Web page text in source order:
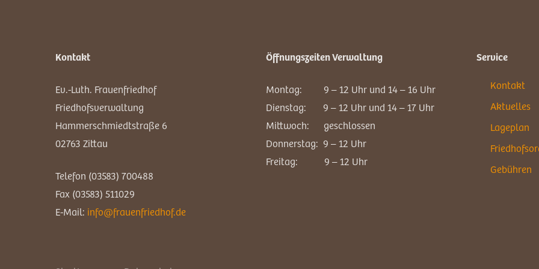
Kontakt
Ev.-Luth. Frauenfriedhof
Friedhofsverwaltung
Hammerschmiedtstraße 6
02763 Zittau
Telefon (03583) 700488
Fax (03583) 511029
E-Mail: info@frauenfriedhof.de
Öffnungszeiten Verwaltung
Montag: 9 – 12 Uhr und 14 – 16 Uhr
Dienstag: 9 – 12 Uhr und 14 – 17 Uhr
Mittwoch: geschlossen
Donnerstag: 9 – 12 Uhr
Freitag: 9 – 12 Uhr
Service
Kontakt
Aktuelles
Lageplan
Gebühren